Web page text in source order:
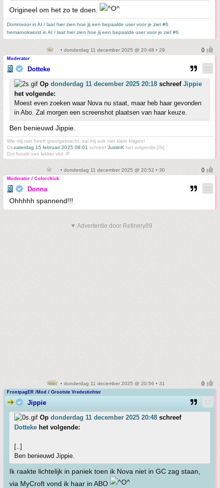
Origineel om het zo te doen.
Domnivoor in AI / laat hier zien hoe jij een bepaalde user voor je ziet #6
hemarookworst in AI / laat hier zien hoe jij een bepaalde user voor je ziet #6
• donderdag 11 december 2025 @ 20:48 • 29
Moderator
Dotteke
Op donderdag 11 december 2025 20:18 schreef Jippie
het volgende:
Moest even zoeken waar Nova nu staat, maar heb haar gevonden
in Abo. Zal morgen een screenshot plaatsen van haar keuze.
Ben benieuwd Jippie.
Wie mij niet heeft grootgebracht, zal mij ook niet klein krijgen!
Opzaterdag 15 februari 2025 08:01 schreef JustinK het volgende:[/b]
Dot houdt van lekker vlot :P
• donderdag 11 december 2025 @ 20:52 • 30
Moderator / Colorchick
Donna
Ohhhhh spannend!!!
▼ Advertentie door Refinery89
• donderdag 11 december 2025 @ 20:56 • 31
FrontpagER /Mod / Grootste Vredestichter
Jippie
Op donderdag 11 december 2025 20:48 schreef
Dotteke het volgende:
[..]
Ben benieuwd Jippie.
Ik raakte lichtelijk in paniek toen ik Nova niet in GC zag staan,
via MyCroft vond ik haar in ABO